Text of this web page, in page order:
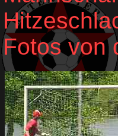
Fotos von